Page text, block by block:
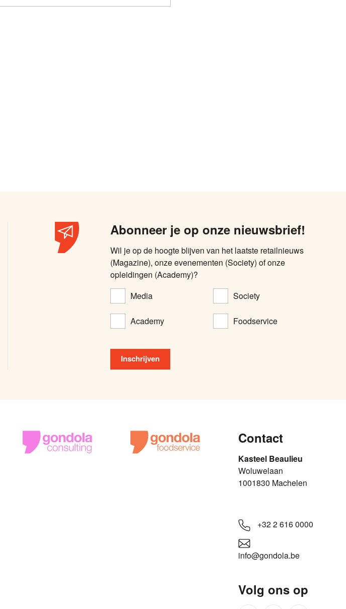
Abonneer je op onze nieuwsbrief!
Wil je op de hoogte blijven van het laatste retailnieuws
(Magazine), onze evenementen (Society) of onze
opleidingen (Academy)?
Media
Society
Academy Foodservice
Contact
Kasteel Beaulieu
​​​Woluwelaan
1001830 Machelen
+32 2 616 0000
info@gondola.be
Volg ons op